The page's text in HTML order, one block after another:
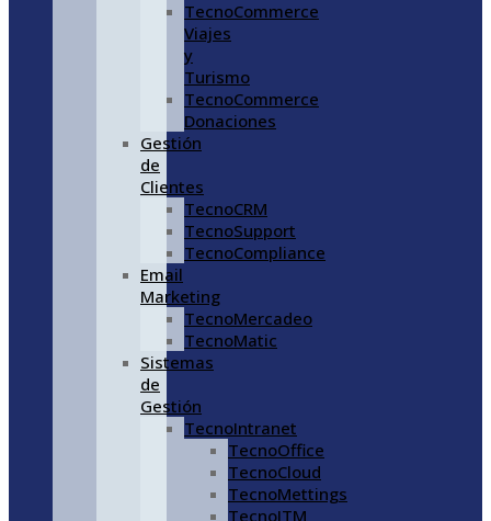
TecnoCommerce
Viajes
y
Turismo
TecnoCommerce
Donaciones
Gestión
de
Clientes
TecnoCRM
TecnoSupport
TecnoCompliance
Email
Marketing
TecnoMercadeo
TecnoMatic
Sistemas
de
Gestión
TecnoIntranet
TecnoOffice
TecnoCloud
TecnoMettings
TecnoITM